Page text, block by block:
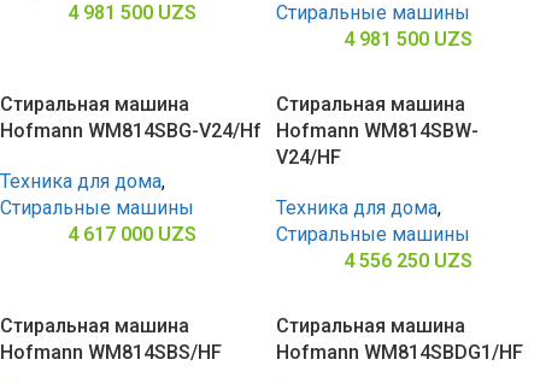
4 981 500 UZS
Стиральные машины
4 981 500 UZS
Стиральная машина
Hofmann WM814SBG-V24/Hf
Техника для дома,
Стиральные машины
4 617 000 UZS
Стиральная машина
Hofmann WM814SBW-
V24/HF
Техника для дома,
Стиральные машины
4 556 250 UZS
Стиральная машина
Hofmann WM814SBS/HF
Стиральная машина
Hofmann WM814SBDG1/HF